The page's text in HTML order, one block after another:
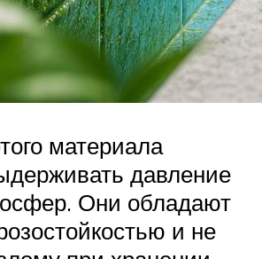
материала
давление
Они обладают
и не